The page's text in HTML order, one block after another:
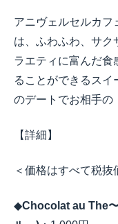
アニヴェルセルカフ
は、ふわふわ、サク
ラエティに富んだ食
ることができるスイ
のデートでお相手の
【詳細】
＜価格はすべて税抜
◆Chocolat au The